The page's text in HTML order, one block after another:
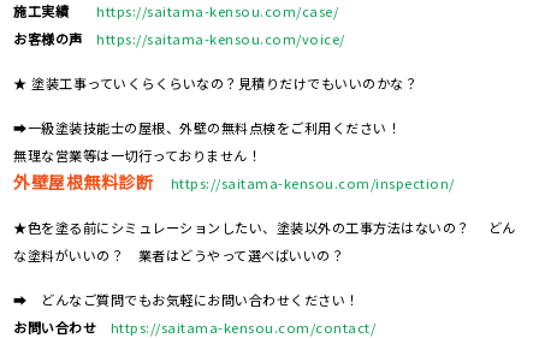
施工実績
https://saitama-kensou.com/case/
お客様の声
https://saitama-kensou.com/voice/
★ 塗装工事っていくらくらいなの？見積りだけでもいいのかな？
➡一級塗装技能士の屋根、外壁の無料点検をご利用ください！
無理な営業等は一切行っておりません！
外壁屋根無料診断 https://saitama-kensou.com/inspection/
★色を塗る前にシミュレーションしたい、塗装以外の工事方法はないの？ どん
な塗料がいいの？ 業者はどうやって選べばいいの？
➡ どんなご質問でもお気軽にお問い合わせください！
お問い合わせ
https://saitama-kensou.com/contact/